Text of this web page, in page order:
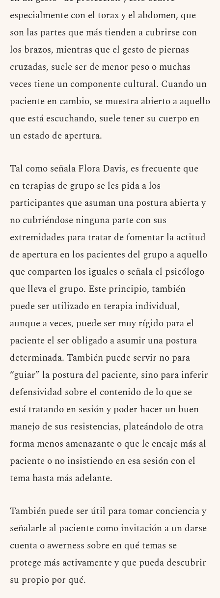
especialmente con el torax y el abdomen, que
son las partes que más tienden a cubrirse con
los brazos, mientras que el gesto de piernas
cruzadas, suele ser de menor peso o muchas
veces tiene un componente cultural. Cuando un
paciente en cambio, se muestra abierto a aquello
que está escuchando, suele tener su cuerpo en
un estado de apertura.
Tal como señala Flora Davis, es frecuente que
en terapias de grupo se les pida a los
participantes que asuman una postura abierta y
no cubriéndose ninguna parte con sus
extremidades para tratar de fomentar la actitud
de apertura en los pacientes del grupo a aquello
que comparten los iguales o señala el psicólogo
que lleva el grupo. Este principio, también
puede ser utilizado en terapia individual,
aunque a veces, puede ser muy rígido para el
paciente el ser obligado a asumir una postura
determinada. También puede servir no para
“guiar” la postura del paciente, sino para inferir
defensividad sobre el contenido de lo que se
está tratando en sesión y poder hacer un buen
manejo de sus resistencias, plateándolo de otra
forma menos amenazante o que le encaje más al
paciente o no insistiendo en esa sesión con el
tema hasta más adelante.
También puede ser útil para tomar conciencia y
señalarle al paciente como invitación a un darse
cuenta o awerness sobre en qué temas se
protege más activamente y que pueda descubrir
su propio por qué.